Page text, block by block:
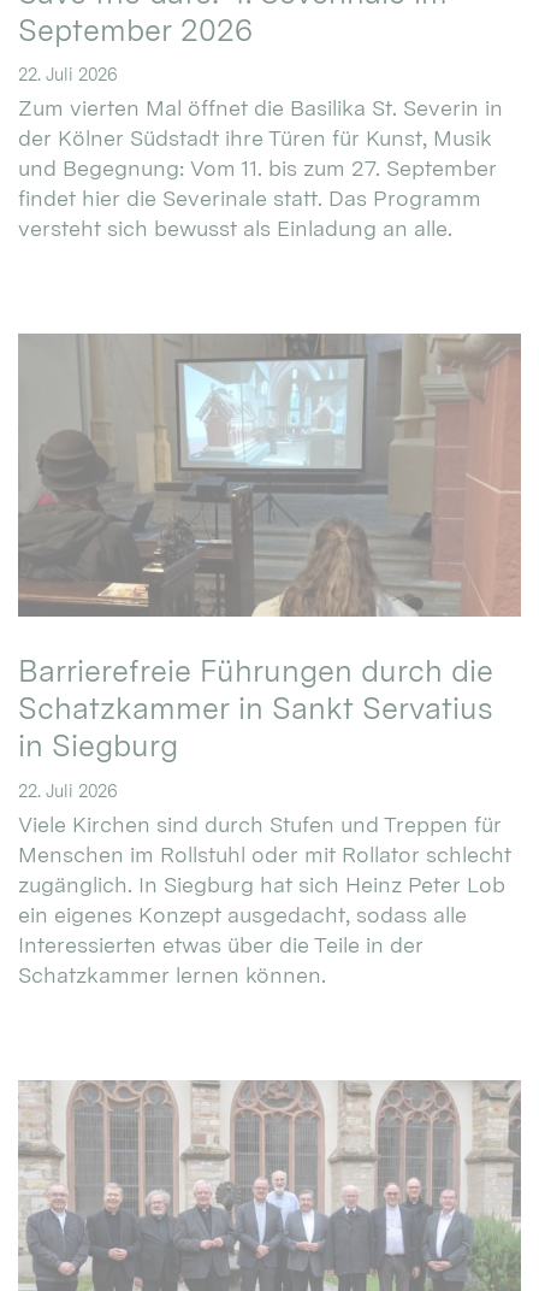
September 2026
22. Juli 2026
Zum vierten Mal öffnet die Basilika St. Severin in
der Kölner Südstadt ihre Türen für Kunst, Musik
und Begegnung: Vom 11. bis zum 27. September
findet hier die Severinale statt. Das Programm
versteht sich bewusst als Einladung an alle.
Barrierefreie Führungen durch die
Schatzkammer in Sankt Servatius
in Siegburg
22. Juli 2026
Viele Kirchen sind durch Stufen und Treppen für
Menschen im Rollstuhl oder mit Rollator schlecht
zugänglich. In Siegburg hat sich Heinz Peter Lob
ein eigenes Konzept ausgedacht, sodass alle
Interessierten etwas über die Teile in der
Schatzkammer lernen können.